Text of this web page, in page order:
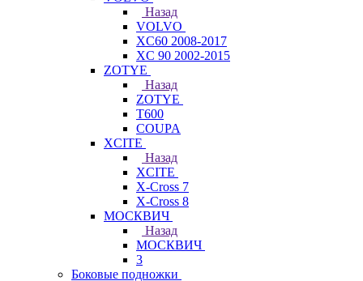
Назад
VOLVO
XC60 2008-2017
XC 90 2002-2015
ZOTYE
Назад
ZOTYE
T600
COUPA
XCITE
Назад
XCITE
X-Cross 7
X-Cross 8
МОСКВИЧ
Назад
МОСКВИЧ
3
Боковые подножки